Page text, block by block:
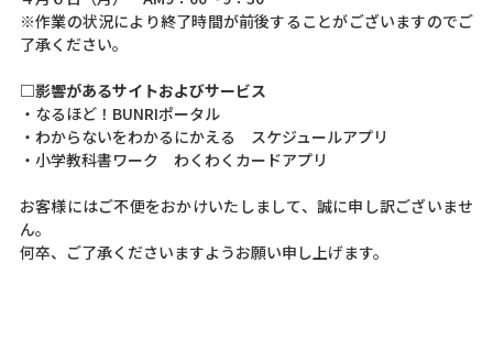
※作業の状況により終了時間が前後することがございますのでご
了承ください。
□影響があるサイトおよびサービス
・ なるほど！BUNRIポータル
・わからないをわかるにかえる スケジュールアプリ
・小学教科書ワーク わくわくカードアプリ
お客様にはご不便をおかけいたしまして、誠に申し訳ございませ
ん。
何卒、ご了承くださいますようお願い申し上げます。